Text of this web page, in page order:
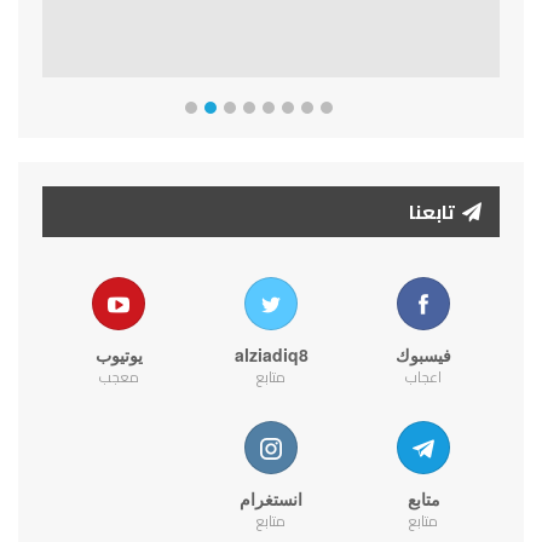
تابعنا
فيسبوك
اعجاب
alziadiq8
متابع
يوتيوب
معجب
متابع
متابع
انستغرام
متابع